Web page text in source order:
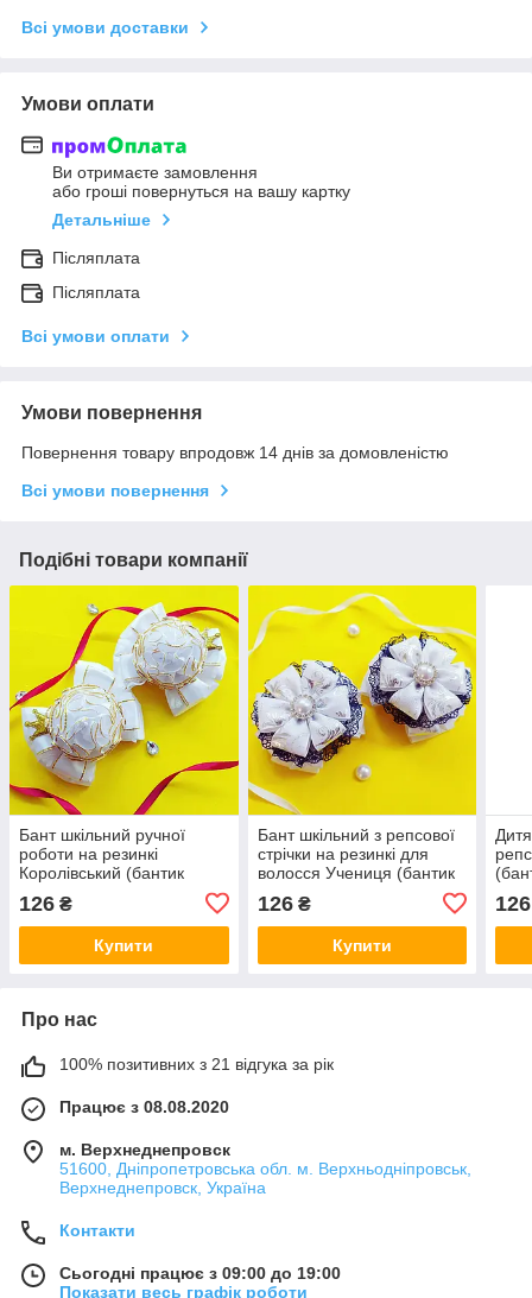
Всі умови доставки
Умови оплати
Ви отримаєте замовлення
або гроші повернуться на вашу картку
Детальніше
Післяплата
Післяплата
Всі умови оплати
Умови повернення
Повернення товару впродовж 14 днів за домовленістю
Всі умови повернення
Подібні товари компанії
Бант шкільний ручної
роботи на резинкі
Королівський (бантик
школу, білі банти канзаші
на голову)
126 ₴
Купити
Бант шкільний з репсової
стрічки на резинкі для
волосся Учениця (бантик
білий з синім канзаші на
голову, в школу для
дівчинки)
126₴
Купити
для
126
Про нас
100% позитивних з 21 відгука за рік
Працює з 08.08.2020
м. Верхнеднепровск
51600, Дніпропетровська обл. м. Верхньодніпровськ,
Верхнеднепровск, Україна
Контакти
Сьогодні працює з 09:00 до 19:00
Показати весь графік роботи